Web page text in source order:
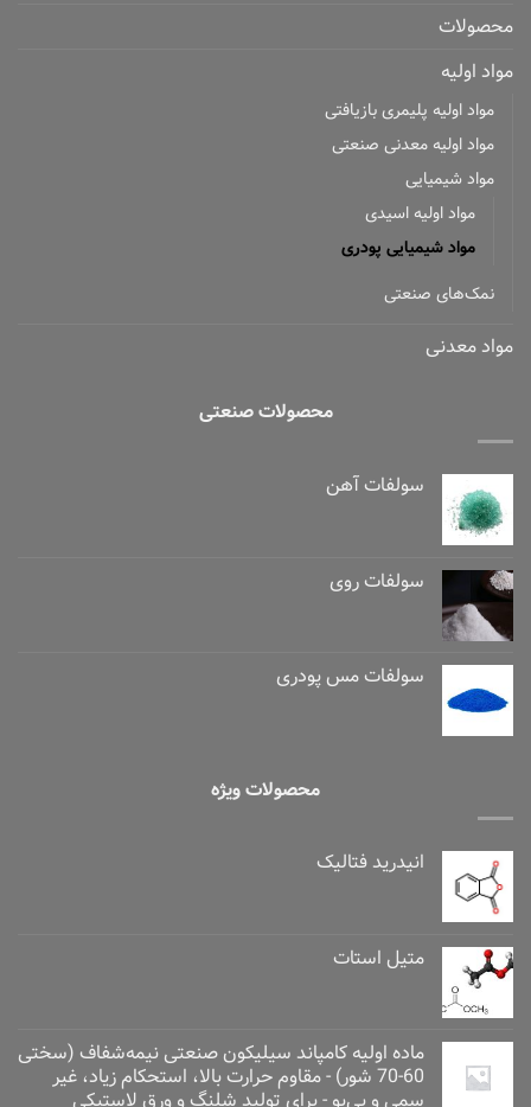
محصولات
مواد اولیه
مواد اولیه پلیمری بازیافتی
مواد اولیه معدنی صنعتی
مواد شیمیایی
مواد اولیه اسیدی
مواد شیمیایی پودری
نمک‌های صنعتی
مواد معدنی
محصولات صنعتی
سولفات آهن
سولفات روی
سولفات مس پودری
محصولات ویژه
انیدرید فتالیک
متیل استات
ماده اولیه کامپاند سیلیکون صنعتی نیمه‌شفاف (سختی
60-70 شور) - مقاوم حرارت بالا، استحکام زیاد، غیر
سمی و بی‌بو - برای تولید شلنگ و ورق لاستیکی